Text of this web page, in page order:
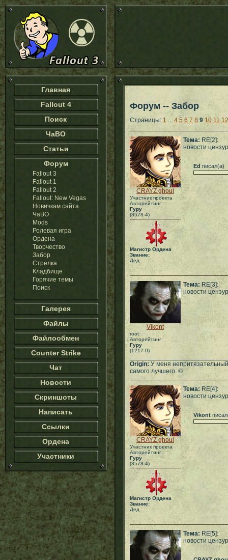
Главная
Fallout 4
Поиск
ЧаВО
Статьи
Форум
Fallout 3
Fallout 1
Fallout 2
Fallout: New Vegas
Новичкам сайта
ЧаВО
Mods
Ролевая игра
Ордена
Творчество
Забор
Стрелка
Кладбище
Горячие темы
Поиск
Галерея
Файлы
Файлообмен
Counter Strike
Чат
Новости
Скриншоты
Написать
Ссылки
Ордена
Участники
Форум -- Забор
Страницы: 1 ... 4 5 6 7 8 9 10 11 12
CRAYZ ghoul
Участник проекта
Авторейтинг:
Гуру
(8578-4)
Магистр Ордена
Звание:
Дед
Тема: RE[2]:
новости
Ed писал(а)
Vikont
root
Авторейтинг:
Гуру
(1217-0)
Тема: RE[3]:
новости
Origin: У меня
самого лучшего. ©
CRAYZ ghoul
Участник проекта
Авторейтинг:
Гуру
(8578-4)
Магистр Ордена
Звание:
Дед
Тема: RE[4]:
новости
Vikont
Тема: RE[5]:
новости